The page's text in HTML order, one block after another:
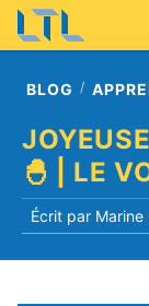
BLOG
🐣 | LE
Écrit par Marine